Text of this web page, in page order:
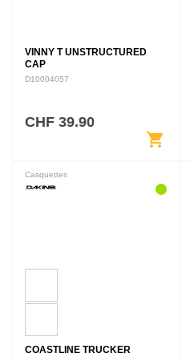
VINNY T UNSTRUCTURED
CAP
D10004057
CHF 39.90
shopping_cart
Casquettes
COASTLINE TRUCKER